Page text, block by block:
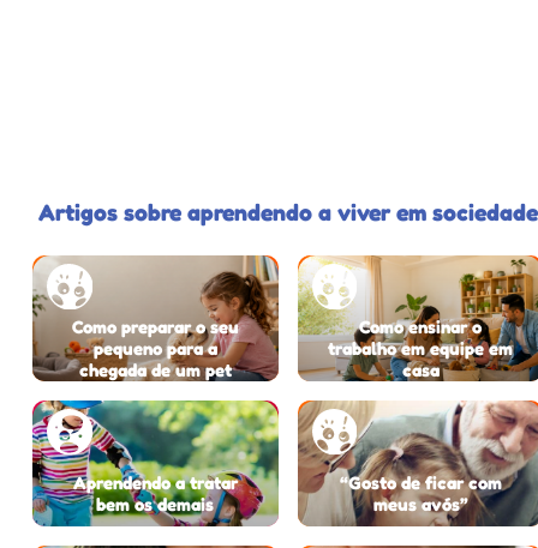
Artigos sobre aprendendo a viver em sociedade
Como preparar o seu
pequeno para a
chegada de um pet
Como ensinar o
trabalho em equipe em
casa
Aprendendo a tratar
bem os demais
“Gosto de ficar com
meus avós”